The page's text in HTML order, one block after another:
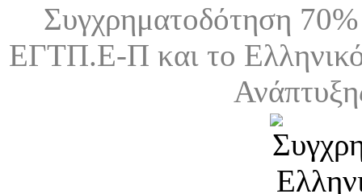
Συγχρηματοδότηση
ΕΓΤΠ.Ε-Π και το